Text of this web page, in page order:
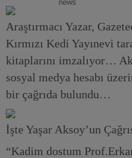
Araştırmacı Yazar,
Kırmızı Kedi Yayınevi
kitaplarını imzalıyor…
sosyal medya hesabı
bir çağrıda bulundu…
İşte Yaşar Aksoy’un
“Kadim dostum